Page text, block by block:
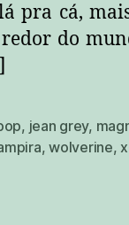
pra cá,
do
, jean grey,
,wolverine,